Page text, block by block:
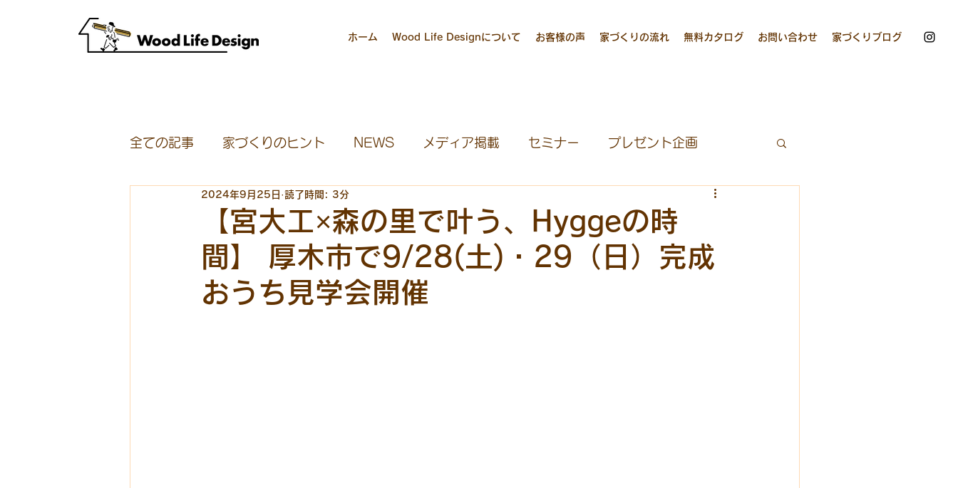
ホーム Wood Life Designについて お客様の声 家づくりの流れ 無料カタログ お問い合わせ 家づくりブログ
全ての記事 家づくりのヒント NEWS メディア掲載 セミナー プレゼント企画
スタッフ募集 モニターハウス募集 キッチンカー
イベント 半原宮大工集団
【宮大工×森の里で叶う、Hyggeの時
間】 厚木市で9/28(土)・29（日）完成
おうち見学会開催
2024年9月25日 読了時間: 3分